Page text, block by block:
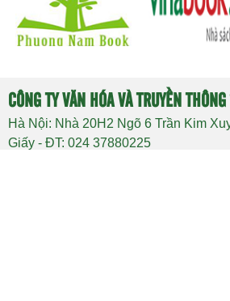
CÔNG TY VĂN HÓA VÀ TRUYỀN
Hà Nội: Nhà 20H2 Ngõ 6 Trần Kim
Giấy - ĐT: 024 37880225